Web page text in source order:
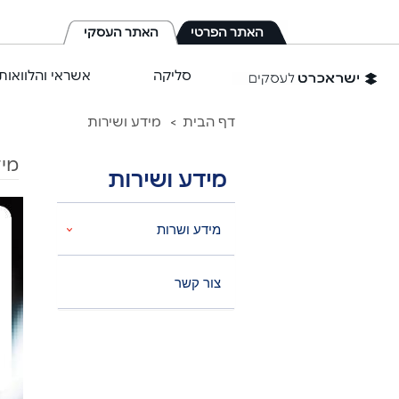
המרכזי
האתר הפרטי האתר העסקי
סליקה אשראי
דף הבית מידע ושירות
מידע ושירות
מידע ושרות
צור קשר